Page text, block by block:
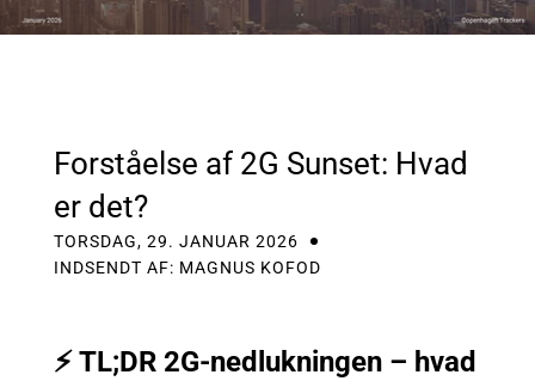
OM OS
MIN KONTO
Forståelse af 2G Sunset: Hvad
er det?
TORSDAG, 29. JANUAR 2026
INDSENDT AF: MAGNUS KOFOD
⚡️ TL;DR 2G-nedlukningen – hvad